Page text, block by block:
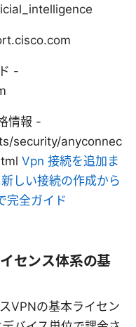
-
情報 -
security/anyconnec
Vpn 接続を追加ま
しい接続の作成から
完全ガイド
センス体系の基
VPNの基本ライセン